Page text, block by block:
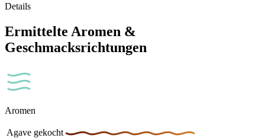
Details
Ermittelte Aromen &
Geschmacksrichtungen
Aromen
Agave gekocht